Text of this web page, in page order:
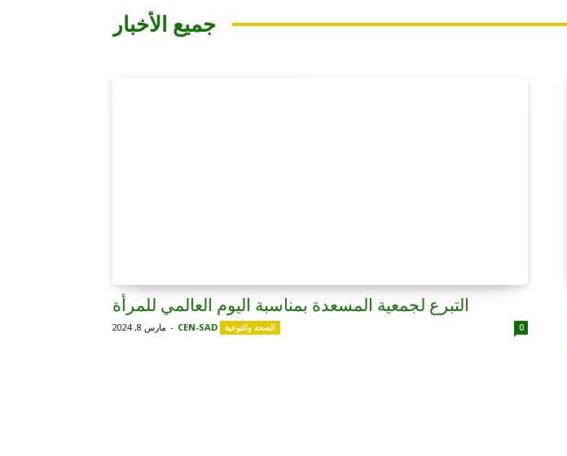
جميع الأخبار
التبرع لجمعية المسعدة بمناسبة اليوم العالمي للمرأة
الصحة والتوعية CEN-SAD
- مارس 8, 2024 0